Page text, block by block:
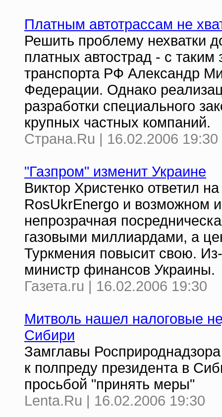
Платным автотрассам не
Решить проблему нехватки
платных автострад - с
транспорта РФ Александр
Федерации. Однако
разработки специального
крупных частных компаний.
Страна.Ru | 16.02.2006 19:30
"Газпром" изменит Украине
Виктор Христенко ответил
RosUkrEnergo и возможном
непрозрачная
газовыми миллиардами, а
Туркмения повысит свою. Из-
министр финансов Украины.
Газета.ru | 16.02.2006 19:30
Митволь нашел налоговые
Сибири
Замглавы
к полпреду президента в
просьбой "принять меры"
Lenta.Ru | 16.02.2006 19:30